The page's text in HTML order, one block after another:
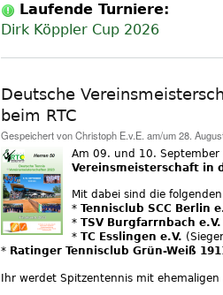
Laufende Turniere:
Dirk Köppler Cup 2026
Deutsche
beim RTC
Gespeichert vonChristoph E.v.E. am/um 28.
Am 09. und 10.
Vereinsmeisterschaft in
Mit dabei sind die
* Tennisclub SCC Berlin
* TSV Burgfarrnbach e.V.
* TC Esslingen e.V.
* Ratinger Tennisclub Grün-Weiß
Ihr werdet Spitzentennis mit ehemaligen